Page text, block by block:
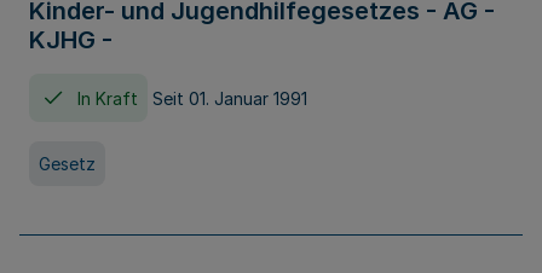
Kinder- und Jugendhilfegesetzes - AG -
KJHG -
In Kraft Seit 01. Januar 1991
Gesetz